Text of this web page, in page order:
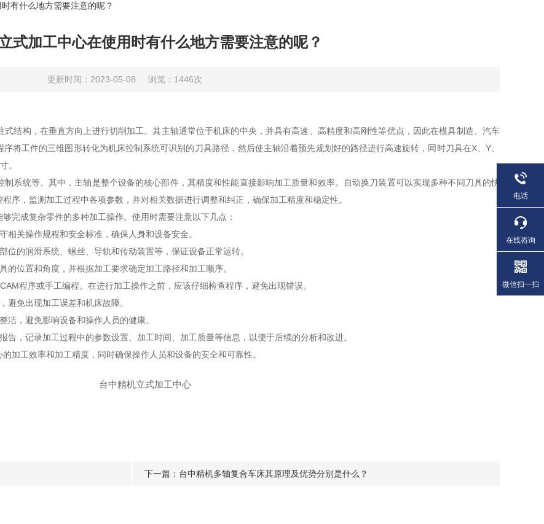
有什么地方需要注意的呢？
式加工中心在使用时有什么地方需要注意的呢？
更新时间：2023-05-08 浏览：1446次
式结构，在垂直方向上进行切削加工。其主轴通常位于机床的中央，并具有高速、高精度和高刚性等优点，因此在模具制造、汽车
将工件的三维图形转化为机床控制系统可识别的刀具路径，然后使主轴沿着预先规划好的路径进行高速旋转，同时刀具在X、Y、
。
统等。其中，主轴是整个设备的核心部件，其精度和性能直接影响加工质量和效率。自动换刀装置可以实现多种不同刀具的快
序，监测加工过程中各项参数，并对相关数据进行调整和纠正，确保加工精度和稳定性。
完成复杂零件的多种加工操作。使用时需要注意以下几点：
关操作规程和安全标准，确保人身和设备安全。
的润滑系统、螺丝、导轨和传动装置等，保证设备正常运转。
位置和角度，并根据加工要求确定加工路径和加工顺序。
程序或手工编程。在进行加工操作之前，应该仔细检查程序，避免出现错误。
免出现加工误差和机床故障。
，避免影响设备和操作人员的健康。
记录加工过程中的参数设置、加工时间、加工质量等信息，以便于后续的分析和改进。
工效率和加工精度，同时确保操作人员和设备的安全和可靠性。
下一篇： 台中精机多轴复合车床其原理及优势分别是什么？
电话
在线咨询
微信扫一扫